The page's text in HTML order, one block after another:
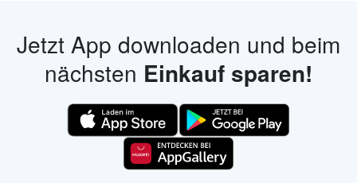
Jetzt App downloaden und beim
nächsten Einkauf sparen!